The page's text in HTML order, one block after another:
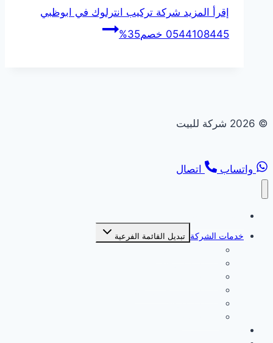
إقرأ المزيد شركة تركيب انترلوك في ابوظبي
0544108445 خصم35%
© 2026 شركة للبيت
واتساب اتصال
خدمات الشركة تبديل القائمة الفرعية